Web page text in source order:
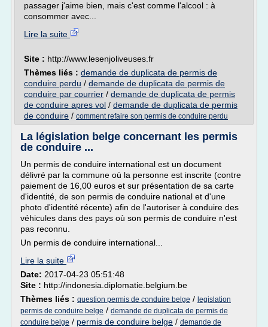
passager j'aime bien, mais c'est comme l'alcool : à
consommer avec...
Lire la suite
Site : http://www.lesenjoliveuses.fr
Thèmes liés : demande de duplicata de permis de
conduire perdu / demande de duplicata de permis de
conduire par courrier / demande de duplicata de permis
de conduire apres vol / demande de duplicata de permis
de conduire / comment refaire son permis de conduire perdu
La législation belge concernant les permis
de conduire ...
Un permis de conduire international est un document
délivré par la commune où la personne est inscrite (contre
paiement de 16,00 euros et sur présentation de sa carte
d'identité, de son permis de conduire national et d'une
photo d'identité récente) afin de l'autoriser à conduire des
véhicules dans des pays où son permis de conduire n'est
pas reconnu.
Un permis de conduire international...
Lire la suite
Date: 2017-04-23 05:51:48
Site : http://indonesia.diplomatie.belgium.be
Thèmes liés : question permis de conduire belge / legislation
permis de conduire belge / demande de duplicata de permis de
conduire belge / permis de conduire belge / demande de